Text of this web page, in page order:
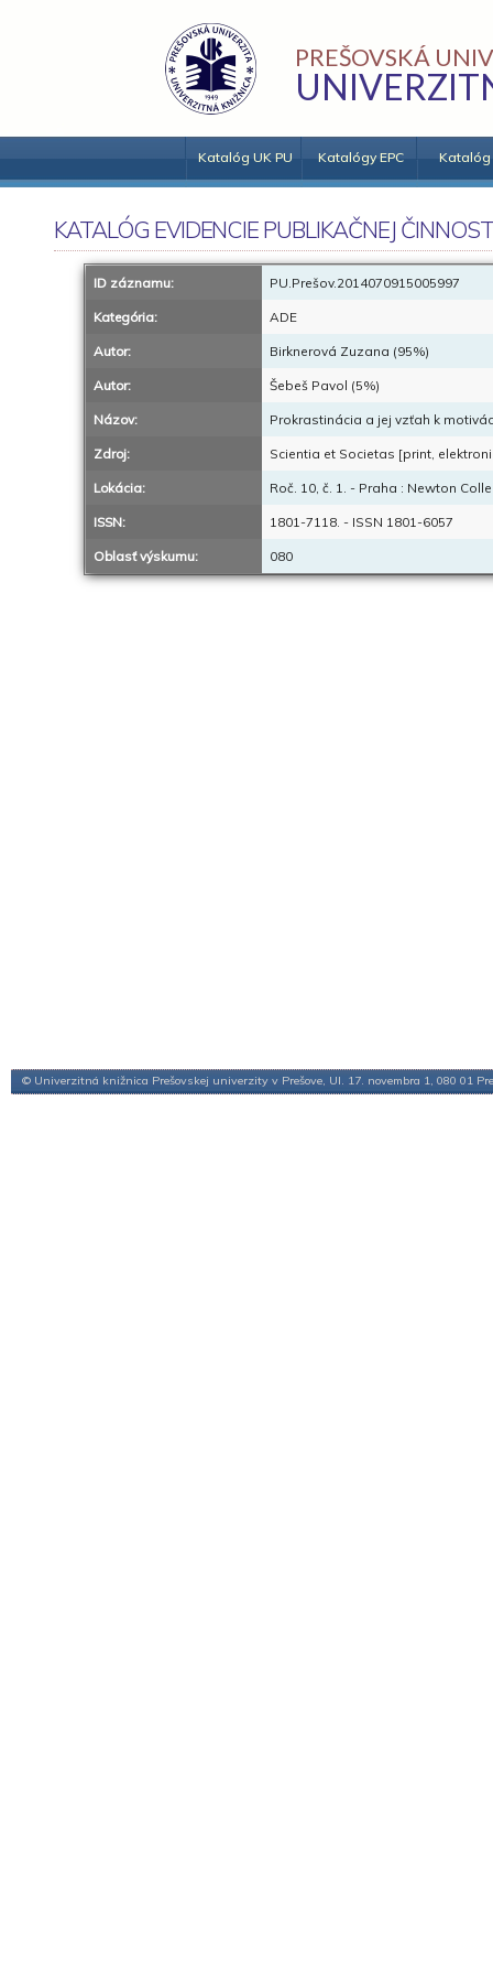
PREŠOVSKÁ
Katalóg UK PU Katalógy EPC Katalóg
KATALÓG EVIDENCIE PUBLIKAČNEJ
ID záznamu: PU.Prešov.2014070915005997
Kategória: ADE
Autor: Birknerová Zuzana (95%)
Autor: Šebeš Pavol (5%)
Názov: Prokrastinácia a jej vzťah k
Zdroj: Scientia et Societas [print,
Lokácia: Roč. 10, č. 1. - Praha : Newton
ISSN: 1801-7118. - ISSN 1801-6057
Oblasť výskumu: 080
© Univerzitná knižnica Prešovskej univerzity v Prešove, Ul. 17. novembra 1, 080 01